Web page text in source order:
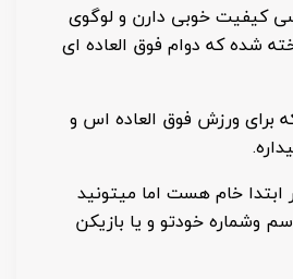
کیفیت خوبی دارن و لوگوی
شده که دوام فوق العاده ای
برای ورزش فوق العاده اس و
خام هست اما میتونید
وشماره خودتو و یا بازیکن